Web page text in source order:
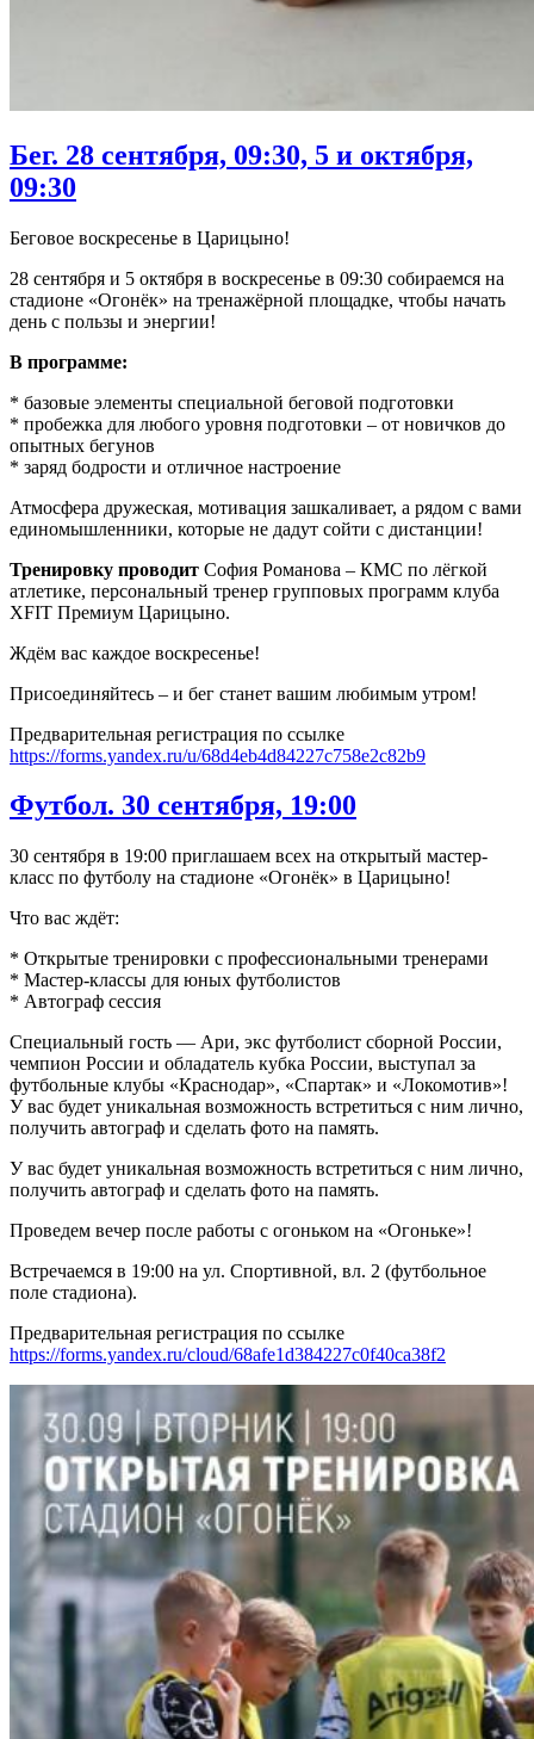
Бег. 28 сентября, 09:30, 5 и октября,
09:30
Беговое воскресенье в Царицыно!
28 сентября и 5 октября в воскресенье в 09:30 собираемся на
стадионе «Огонёк» на тренажёрной площадке, чтобы начать
день с пользы и энергии!
В программе:
* базовые элементы специальной беговой подготовки
* пробежка для любого уровня подготовки – от новичков до
опытных бегунов
* заряд бодрости и отличное настроение
Атмосфера дружеская, мотивация зашкаливает, а рядом с вами
единомышленники, которые не дадут сойти с дистанции!
Тренировку проводит София Романова – КМС по лёгкой
атлетике, персональный тренер групповых программ клуба
XFIT Премиум Царицыно.
Ждём вас каждое воскресенье!
Присоединяйтесь – и бег станет вашим любимым утром!
Предварительная регистрация по ссылке
https://forms.yandex.ru/u/68d4eb4d84227c758e2c82b9
Футбол. 30 сентября, 19:00
30 сентября в 19:00 приглашаем всех на открытый мастер-
класс по футболу на стадионе «Огонёк» в Царицыно!
Что вас ждёт:
* Открытые тренировки с профессиональными тренерами
* Мастер-классы для юных футболистов
* Автограф сессия
Специальный гость — Ари, экс футболист сборной России,
чемпион России и обладатель кубка России, выступал за
футбольные клубы «Краснодар», «Спартак» и «Локомотив»!
У вас будет уникальная возможность встретиться с ним лично,
получить автограф и сделать фото на память.
У вас будет уникальная возможность встретиться с ним лично,
получить автограф и сделать фото на память.
Проведем вечер после работы с огоньком на «Огоньке»!
Встречаемся в 19:00 на ул. Спортивной, вл. 2 (футбольное
поле стадиона).
Предварительная регистрация по ссылке
https://forms.yandex.ru/cloud/68afe1d384227c0f40ca38f2